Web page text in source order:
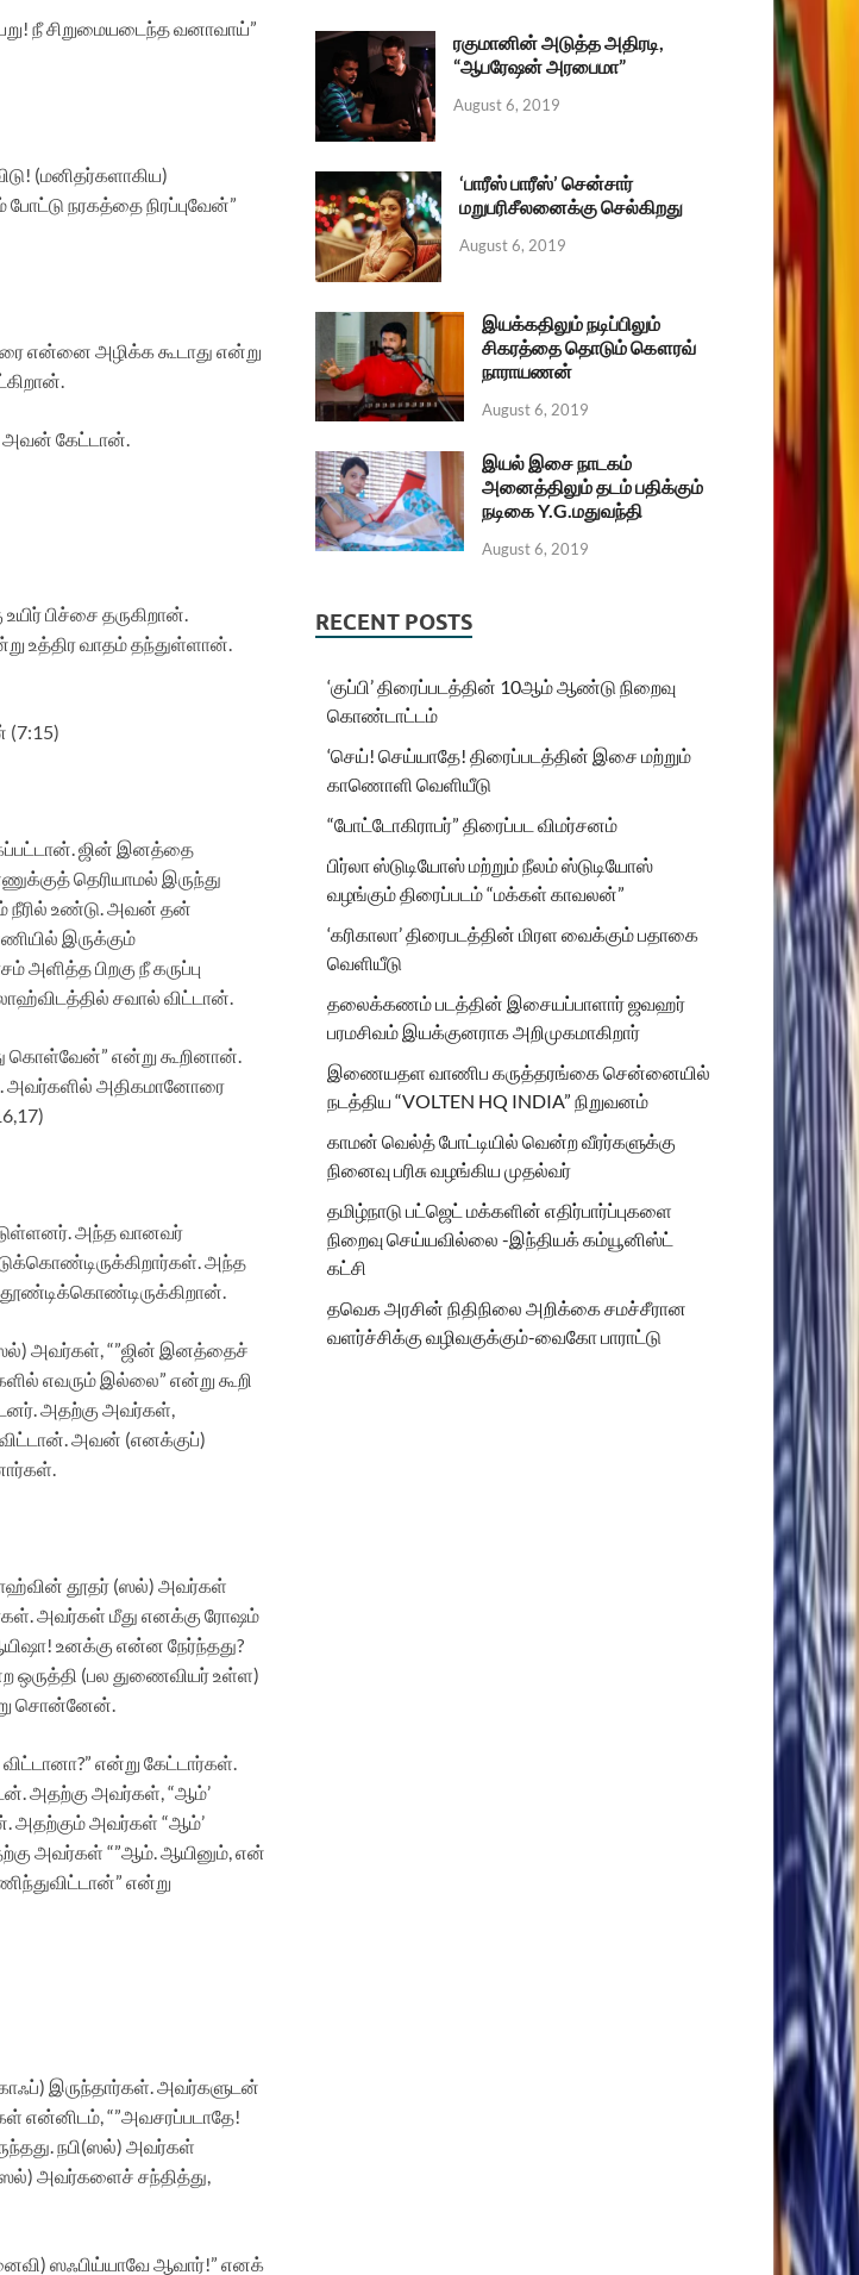
நீ சிறுமையடைந்த வனாவாய்”
(மனிதர்களாகிய)
நரகத்தை நிரப்புவேன்”
என்னை அழிக்க கூடாது என்று
அவன் கேட்டான்.
பிச்சை தருகிறான்.
உத்திர வாதம் தந்துள்ளான்.
ஜின் இனத்தை
தெரியாமல் இருந்து
நீரில் உண்டு. அவன் தன்
இருக்கும்
பிறகு நீ கருப்பு
சவால் விட்டான்.
கொள்வேன்” என்று கூறினான்.
அவர்களில் அதிகமானோரை
அந்த வானவர்
அந்த
அவர்கள், “”ஜின் இனத்தைச்
எவரும் இல்லை” என்று கூறி
அதற்கு அவர்கள்,
அவன் (எனக்குப்)
தூதர் (ஸல்) அவர்கள்
அவர்கள் மீது எனக்கு ரோஷம்
உனக்கு என்ன நேர்ந்தது?
ஒருத்தி (பல துணைவியர் உள்ள)
சொன்னேன்.
என்று கேட்டார்கள்.
அதற்கு அவர்கள், “ஆம்’
அதற்கும் அவர்கள் “ஆம்’
அவர்கள் “”ஆம். ஆயினும், என்
என்று
இருந்தார்கள். அவர்களுடன்
என்னிடம், “”அவசரப்படாதே!
நபி(ஸல்) அவர்கள்
அவர்களைச் சந்தித்து,
ஸஃபிய்யாவே ஆவார்!” எனக்
ரகுமானின் அடுத்த அதிரடி,
“ஆபரேஷன் அரபைமா”
August 6, 2019
‘பாரீஸ் பாரீஸ்’ சென்சார்
மறுபரிசீலனைக்கு செல்கிறது
August 6, 2019
இயக்கதிலும் நடிப்பிலும்
சிகரத்தை தொடும் கௌரவ்
நாராயணன்
August 6, 2019
இயல் இசை நாடகம்
அனைத்திலும் தடம் பதிக்கும்
நடிகை Y.G.மதுவந்தி
August 6, 2019
RECENT POSTS
‘குப்பி’ திரைப்படத்தின் 10ஆம் ஆண்டு நிறைவு
கொண்டாட்டம்
‘செய்! செய்யாதே! திரைப்படத்தின் இசை மற்றும்
காணொளி வெளியீடு
“போட்டோகிராபர்” திரைப்பட விமர்சனம்
பிர்லா ஸ்டுடியோஸ் மற்றும் நீலம் ஸ்டுடியோஸ்
வழங்கும் திரைப்படம் “மக்கள் காவலன்”
‘கரிகாலா’ திரைபடத்தின் மிரள வைக்கும் பதாகை
வெளியீடு
தலைக்கணம் படத்தின் இசையப்பாளார் ஜவஹர்
பரமசிவம் இயக்குனராக அறிமுகமாகிறார்
இணையதள வாணிப கருத்தரங்கை சென்னையில்
நடத்திய “VOLTEN HQ INDIA” நிறுவனம்
காமன் வெல்த் போட்டியில் வென்ற வீரர்களுக்கு
நினைவு பரிசு வழங்கிய முதல்வர்
தமிழ்நாடு பட்ஜெட் மக்களின் எதிர்பார்ப்புகளை
நிறைவு செய்யவில்லை -இந்தியக் கம்யூனிஸ்ட்
கட்சி
தவெக அரசின் நிதிநிலை அறிக்கை சமச்சீரான
வளர்ச்சிக்கு வழிவகுக்கும்-வைகோ பாராட்டு